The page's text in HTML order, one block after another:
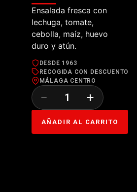
Ensalada fresca con
lechuga, tomate,
cebolla, maíz, huevo
duro y atún.
DESDE 1963
RECOGIDA CON DESCUENTO
MÁLAGA CENTRO
− +
AÑADIR AL CARRITO